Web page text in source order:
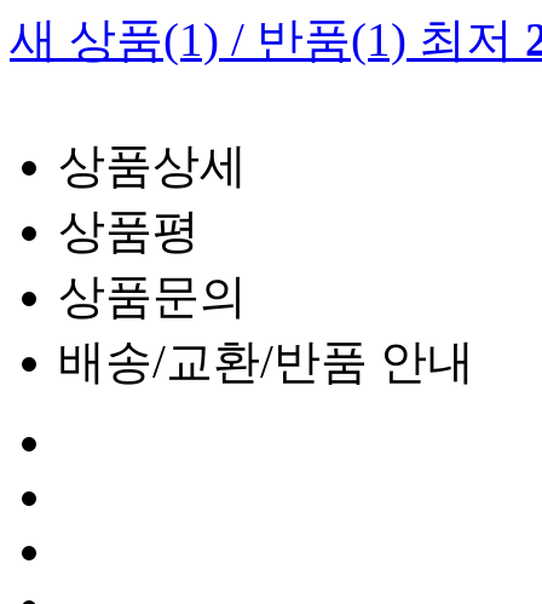
새 상품(1) / 반품(1) 최저
상품상세
상품평
상품문의
배송/교환/반품 안내